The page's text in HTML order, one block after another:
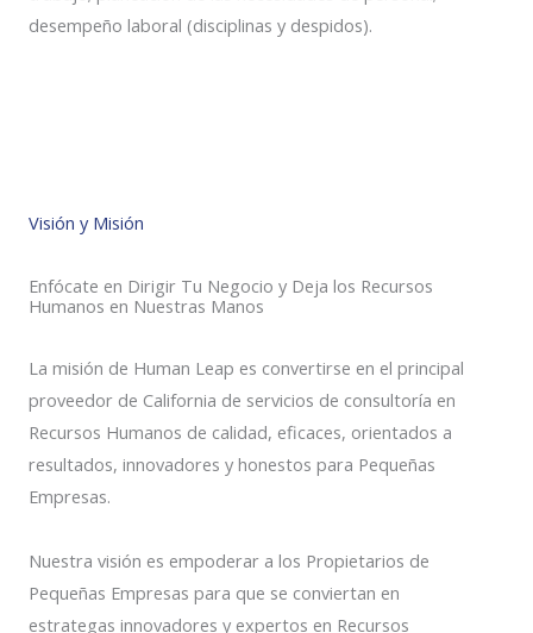
desempeño laboral (disciplinas y despidos).
Visión y Misión
Enfócate en Dirigir Tu Negocio y Deja los Recursos
Humanos en Nuestras Manos
La misión de Human Leap es convertirse en el principal
proveedor de California de servicios de consultoría en
Recursos Humanos de calidad, eficaces, orientados a
resultados, innovadores y honestos para Pequeñas
Empresas.
Nuestra visión es empoderar a los Propietarios de
Pequeñas Empresas para que se conviertan en
estrategas innovadores y expertos en Recursos